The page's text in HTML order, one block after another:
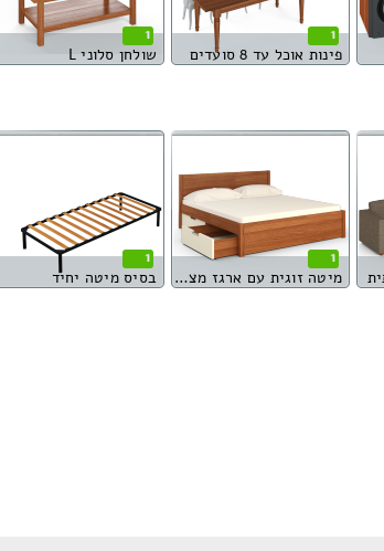
1
פינות אוכל עד 8 סועדים
1
שולחן סלוני L
1
מיטה זוגית עם ארגז מצעים
1
בסיס מיטה יחיד